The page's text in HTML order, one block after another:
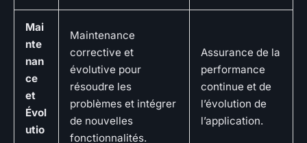
Mai
nte
nan
ce
et
Évol
utio
Maintenance
corrective et
évolutive pour
résoudre les
problèmes et intégrer
de nouvelles
fonctionnalités.
Assurance de la
performance
continue et de
l’évolution de
l’application.